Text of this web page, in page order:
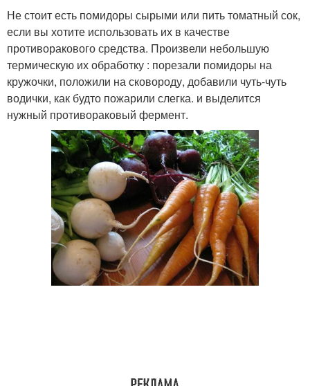
Не стоит есть помидоры сырыми или пить томатный сок,
если вы хотите использовать их в качестве
противоракового средства. Произвели небольшую
термическую их обработку : порезали помидоры на
кружочки, положили на сковороду, добавили чуть-чуть
водички, как будто пожарили слегка. и выделится
нужный противораковый фермент.